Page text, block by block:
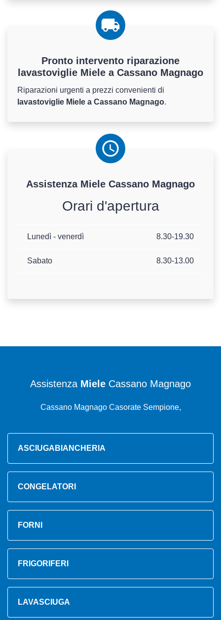
Pronto intervento riparazione
lavastoviglie Miele a Cassano Magnago
Riparazioni urgenti a prezzi convenienti di
lavastoviglie Miele a Cassano Magnago.
Assistenza Miele Cassano Magnago
Orari d'apertura
Lunedì - venerdì 8.30-19.30
Sabato 8.30-13.00
Assistenza Miele Cassano Magnago
Cassano Magnago Casorate Sempione,
ASCIUGABIANCHERIA
CONGELATORI
FORNI
FRIGORIFERI
LAVASCIUGA